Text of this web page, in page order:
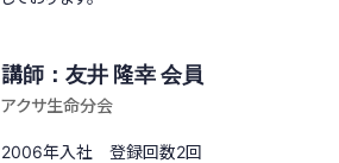
講師：友井 隆幸 会員
アクサ生命分会
2006年入社 登録回数2回